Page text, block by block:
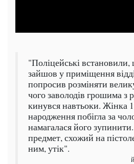
"Поліцейські
зайшов у приміщення
попросив розміняти
чого заволодів грошима з
кинувся навтьоки. Жінка
народження побігла за
намагалася його
предмет, схожий на
ним, утік".